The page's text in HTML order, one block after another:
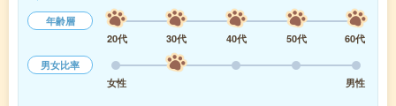
年齢層
20代
30代 40代 50代
60代
男女比率
女性
男性